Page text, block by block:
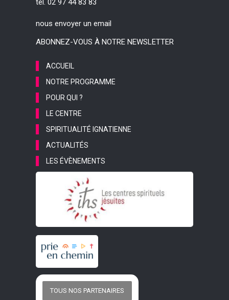
tél. 02 97 44 83 83
nous envoyer un email
ABONNEZ-VOUS À NOTRE NEWSLETTER
ACCUEIL
NOTRE PROGRAMME
POUR QUI ?
LE CENTRE
SPIRITUALITÉ IGNATIENNE
ACTUALITÉS
LES ÉVÈNEMENTS
TOUS NOS PARTENAIRES